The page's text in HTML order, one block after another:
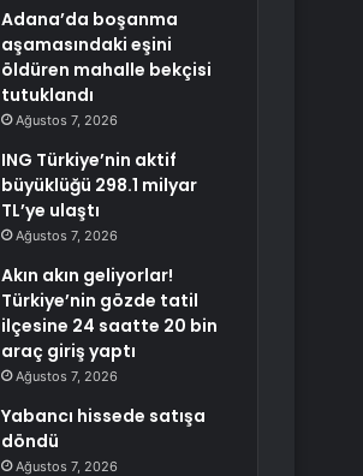
Adana’da boşanma
aşamasındaki eşini
öldüren mahalle bekçisi
tutuklandı
Ağustos 7, 2026
ING Türkiye’nin aktif
büyüklüğü 298.1 milyar
TL’ye ulaştı
Ağustos 7, 2026
Akın akın geliyorlar!
Türkiye’nin gözde tatil
ilçesine 24 saatte 20 bin
araç giriş yaptı
Ağustos 7, 2026
Yabancı hissede satışa
döndü
Ağustos 7, 2026